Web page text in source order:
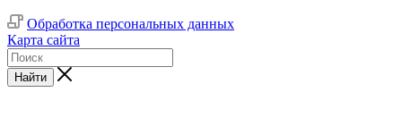
Обработка персональных данных
Карта сайта
Найти